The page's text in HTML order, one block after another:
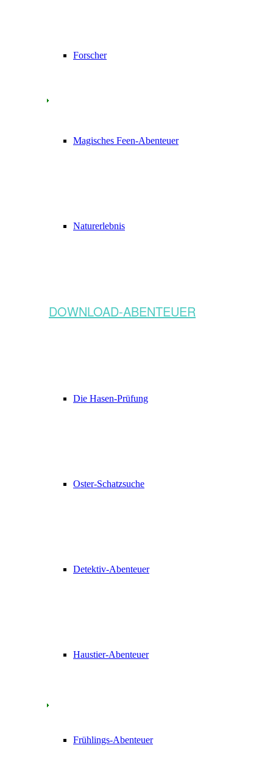
Forscher
Magisches Feen-Abenteuer
Naturerlebnis
DOWNLOAD-ABENTEUER
Die Hasen-Prüfung
Oster-Schatzsuche
Detektiv-Abenteuer
Haustier-Abenteuer
Frühlings-Abenteuer